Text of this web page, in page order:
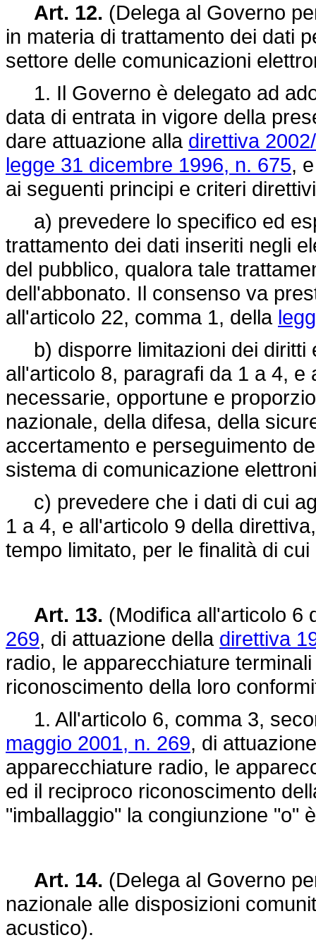
Art. 12. (Delega al Governo
in materia di trattamento dei dati
settore delle comunicazioni
1. Il Governo è delegato ad
data di entrata in vigore della
dare attuazione alla direttiva
legge 31 dicembre 1996, n. 675,
ai seguenti principi e criteri
a) prevedere lo specifico ed
trattamento dei dati inseriti negli
del pubblico, qualora tale
dell'abbonato. Il consenso va
all'articolo 22, comma 1, della
b) disporre limitazioni dei diritti
all'articolo 8, paragrafi da 1 a 4,
necessarie, opportune e
nazionale, della difesa, della
accertamento e perseguimento
sistema di comunicazione
c) prevedere che i dati di cui
1 a 4, e all'articolo 9 della
tempo limitato, per le finalità di
Art. 13. (Modifica all'articolo 6
269, di attuazione della direttiva
radio, le apparecchiature
riconoscimento della loro
1. All'articolo 6, comma 3,
maggio 2001, n. 269, di
apparecchiature radio, le
ed il reciproco riconoscimento
"imballaggio" la congiunzione "o"
Art. 14. (Delega al Governo
nazionale alle disposizioni
acustico).